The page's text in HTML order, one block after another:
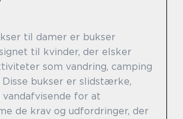
til damer er bukser
til kvinder, der elsker
som vandring, camping
bukser er slidstærke,
vandafvisende for at
de krav og udfordringer, der